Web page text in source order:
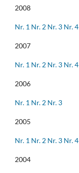
2008
Nr. 1 Nr. 2 Nr. 3 Nr. 4
2007
Nr. 1 Nr. 2 Nr. 3 Nr. 4
2006
Nr. 1 Nr. 2 Nr. 3
2005
Nr. 1 Nr. 2 Nr. 3 Nr. 4
2004